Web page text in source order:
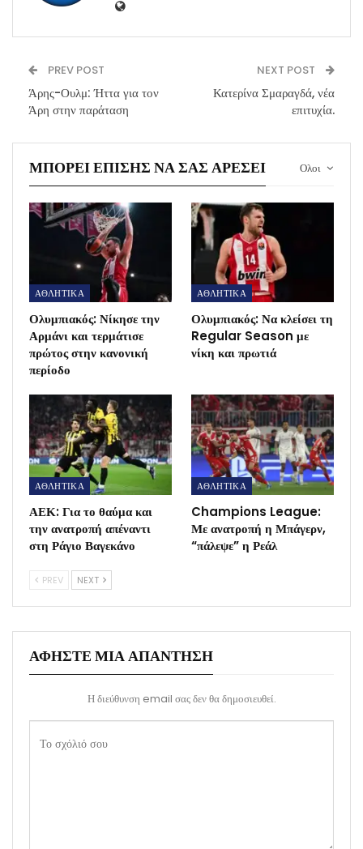
PREV POST
Άρης-Ουλμ: Ήττα για τον
Άρη στην παράταση
NEXT POST
Κατερίνα Σμαραγδά, νέα
επιτυχία.
Ολοι
ΜΠΟΡΕΊ ΕΠΊΣΗΣ ΝΑ ΣΑΣ ΑΡΈΣΕΙ
ΑΘΛΗΤΙΚΑ
Ολυμπιακός: Νίκησε την
Αρμάνι και τερμάτισε
πρώτος στην κανονική
περίοδο
ΑΘΛΗΤΙΚΑ
Ολυμπιακός: Να κλείσει τη
Regular Season με
νίκη και πρωτιά
ΑΘΛΗΤΙΚΑ
ΑΕΚ: Για το θαύμα και
την ανατροπή απέναντι
στη Ράγιο Βαγεκάνο
ΑΘΛΗΤΙΚΑ
Champions League:
Με ανατροπή η Μπάγερν,
“πάλεψε” η Ρεάλ
PREV NEXT
ΑΦΉΣΤΕ ΜΙΑ ΑΠΆΝΤΗΣΗ
Η διεύθυνση email σας δεν θα δημοσιευθεί.